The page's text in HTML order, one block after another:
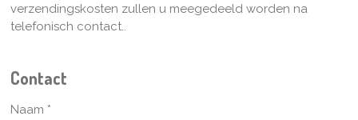
verzendingskosten zullen u meegedeeld worden na
telefonisch contact..
Contact
Naam *